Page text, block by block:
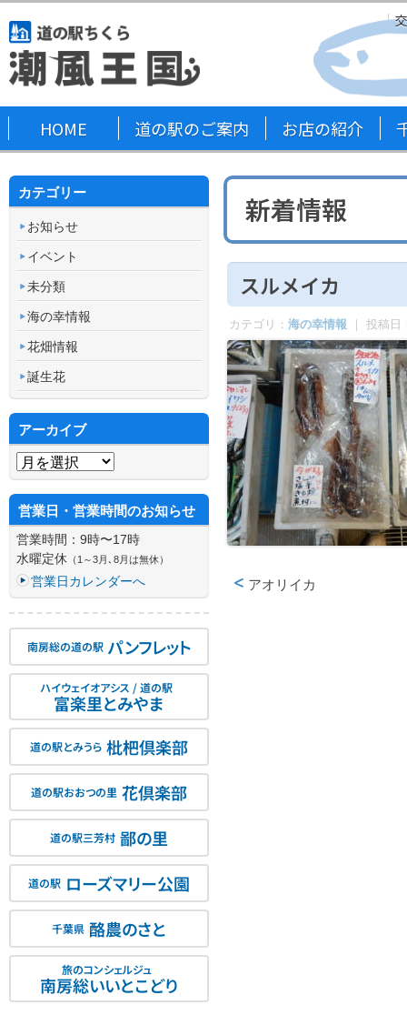
HOME 道の駅のご案内 お店の紹介
新着情報
スルメイカ
カテゴリ： 海の幸情報 ｜ 投稿日
アオリイカ
カテゴリー
お知らせ
イベント
未分類
海の幸情報
花畑情報
誕生花
アーカイブ
アーカイブ
営業日・営業時間のお知らせ
営業時間：9時〜17時
水曜定休 （1～3月､8月は無休）
営業日カレンダーへ
南房総の道の駅 パンフレット
ハイウェイオアシス / 道の駅
富楽里とみやま
道の駅とみうら 枇杷倶楽部
道の駅おおつの里 花倶楽部
道の駅三芳村 鄙の里
道の駅 ローズマリー公園
千葉県 酪農のさと
旅のコンシェルジュ
南房総いいとこどり